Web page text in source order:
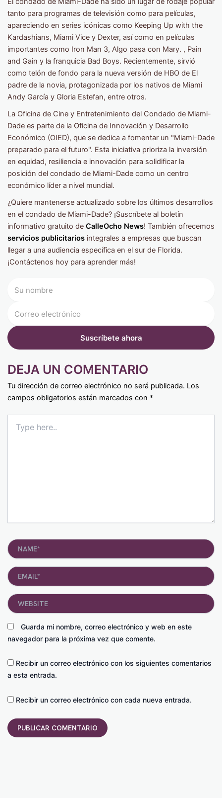
tanto para programas de televisión como para películas,
apareciendo en series icónicas como Keeping Up with the
Kardashians, Miami Vice y Dexter, así como en películas
importantes como Iron Man 3, Algo pasa con Mary. , Pain
and Gain y la franquicia Bad Boys. Recientemente, sirvió
como telón de fondo para la nueva versión de HBO de El
padre de la novia, protagonizada por los nativos de Miami
Andy García y Gloria Estefan, entre otros.
La Oficina de Cine y Entretenimiento del Condado de Miami-
Dade es parte de la Oficina de Innovación y Desarrollo
Económico (OIED), que se dedica a fomentar un "Miami-Dade
preparado para el futuro". Esta iniciativa prioriza la inversión
en equidad, resiliencia e innovación para solidificar la
posición del condado de Miami-Dade como un centro
económico líder a nivel mundial.
¿Quiere mantenerse actualizado sobre los últimos desarrollos
en el condado de Miami-Dade? ¡Suscríbete al boletín
informativo gratuito de CalleOcho News! También ofrecemos
servicios publicitarios integrales a empresas que buscan
llegar a una audiencia específica en el sur de Florida.
¡Contáctenos hoy para aprender más!
DEJA UN COMENTARIO
Tu dirección de correo electrónico no será publicada. Los
campos obligatorios están marcados con *
here..
Name*
Email*
Guarda mi nombre, correo electrónico y web en este
navegador para la próxima vez que comente.
Website
Recibir un correo electrónico con los siguientes comentarios
a esta entrada.
Recibir un correo electrónico con cada nueva entrada.